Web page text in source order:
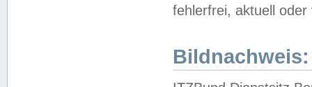
fehlerfrei, aktuell oder
Bildnachweis: